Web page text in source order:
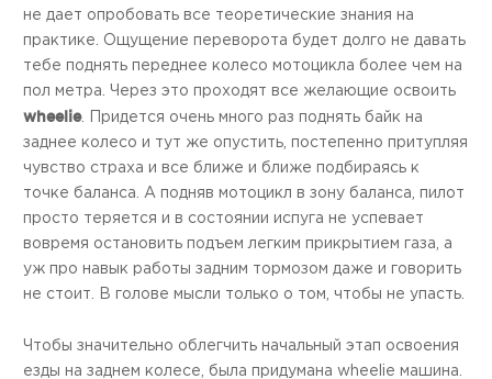
не дает опробовать все теоретические знания на
практике. Ощущение переворота будет долго не давать
тебе поднять переднее колесо мотоцикла более чем на
пол метра. Через это проходят все желающие освоить
wheelie. Придется очень много раз поднять байк на
заднее колесо и тут же опустить, постепенно притупляя
чувство страха и все ближе и ближе подбираясь к
точке баланса. А подняв мотоцикл в зону баланса, пилот
просто теряется и в состоянии испуга не успевает
вовремя остановить подъем легким прикрытием газа, а
уж про навык работы задним тормозом даже и говорить
не стоит. В голове мысли только о том, чтобы не упасть.
Чтобы значительно облегчить начальный этап освоения
езды на заднем колесе, была придумана wheelie машина.